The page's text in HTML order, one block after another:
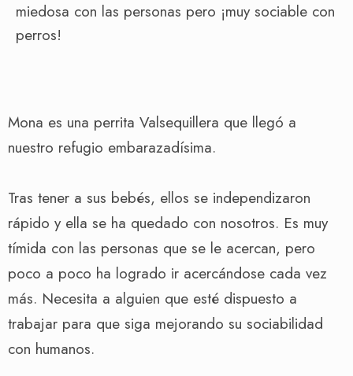
miedosa con las personas pero ¡muy sociable con
perros!
Mona es una perrita Valsequillera que llegó a
nuestro refugio embarazadísima.
Tras tener a sus bebés, ellos se independizaron
rápido y ella se ha quedado con nosotros. Es muy
tímida con las personas que se le acercan, pero
poco a poco ha logrado ir acercándose cada vez
más. Necesita a alguien que esté dispuesto a
trabajar para que siga mejorando su sociabilidad
con humanos.